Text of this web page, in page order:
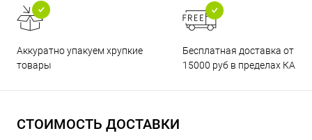
Аккуратно упакуем хрупкие
товары
Бесплатная доставка от
15000 руб в пределах КАД
СТОИМОСТЬ ДОСТАВКИ